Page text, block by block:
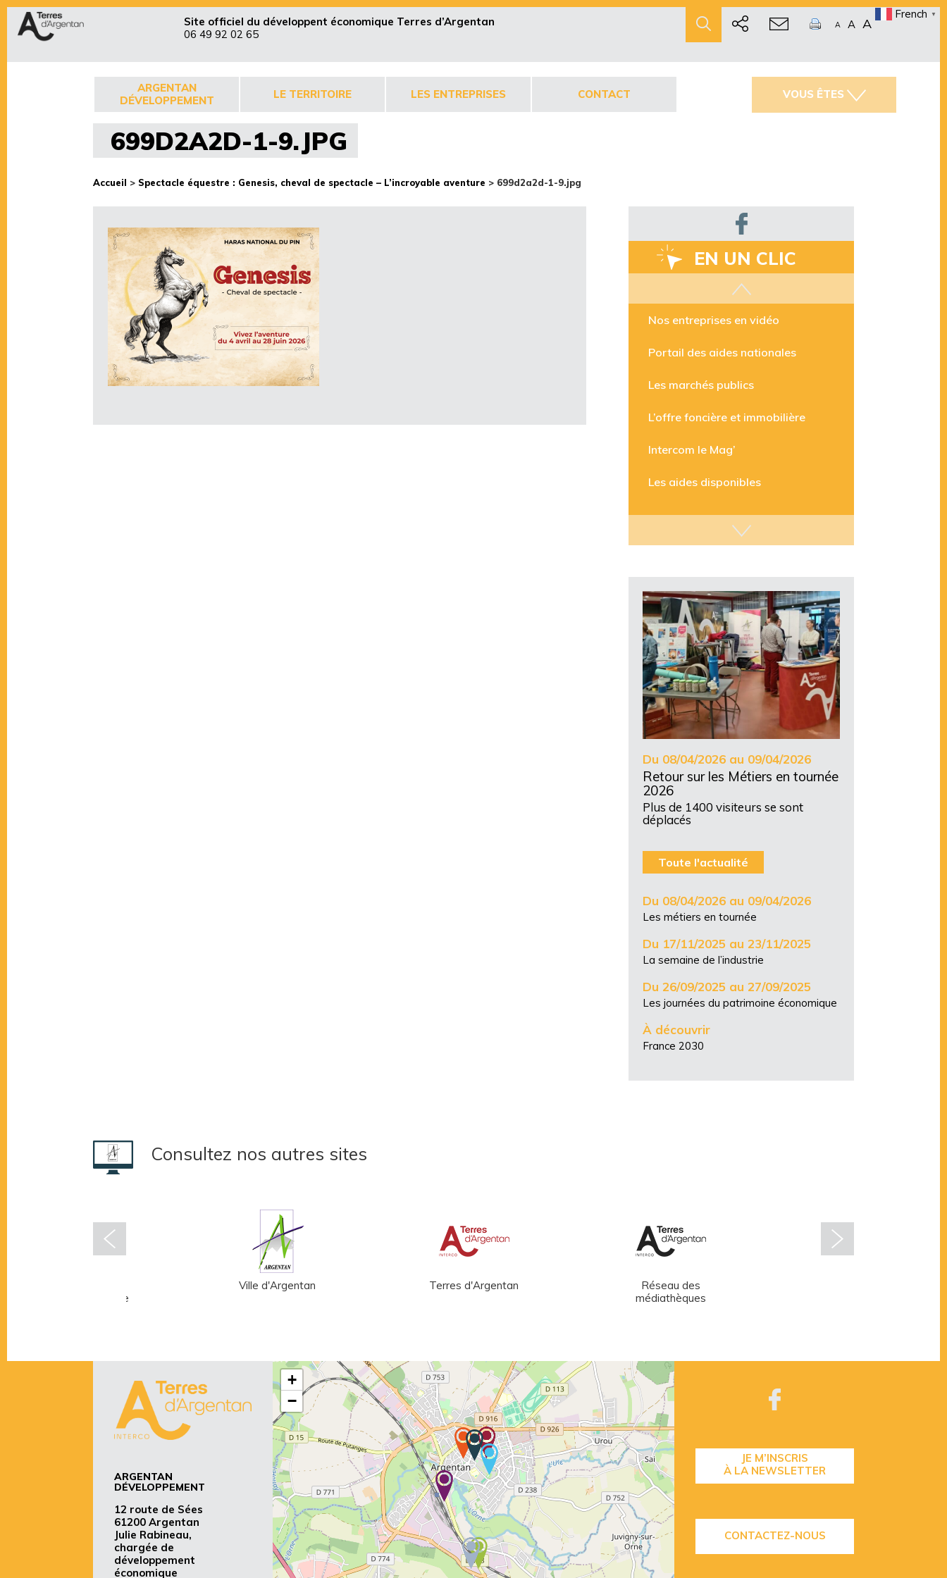
Site officiel du développent économique Terres d’Argentan
06 49 92 02 65
A A A
French ▼
ARGENTAN
DÉVELOPPEMENT
LE TERRITOIRE LES ENTREPRISES CONTACT VOUS ÊTES
699D2A2D-1-9.JPG
Accueil > Spectacle équestre : Genesis, cheval de spectacle – L’incroyable aventure > 699d2a2d-1-9.jpg
EN UN CLIC
Les aides disponibles
Nos entreprises en vidéo
Les marchés publics
Intercom le Mag’
Du 08/04/2026 au 09/04/2026
Retour sur les Métiers en tournée
2026
Plus de 1400 visiteurs se sont
déplacés
Toute l'actualité
Du 08/04/2026 au 09/04/2026
Les métiers en tournée
Du 17/11/2025 au 23/11/2025
La semaine de l’industrie
Du 26/09/2025 au 27/09/2025
Les journées du patrimoine économique
À découvrir
France 2030
Consultez nos autres sites
Léger - André Mare
Ville d'Argentan Terres d'Argentan
Réseau des
médiathèques
ARGENTAN
DÉVELOPPEMENT
12 route de Sées
61200 Argentan
Julie Rabineau,
chargée de
développement
économique
+
−
JE M’INSCRIS
À LA NEWSLETTER
CONTACTEZ-NOUS